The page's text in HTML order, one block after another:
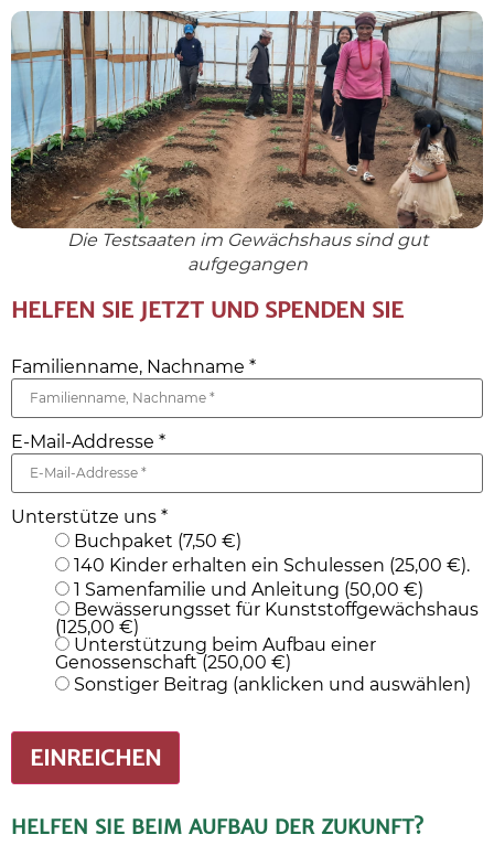
Die Testsaaten im Gewächshaus sind gut
aufgegangen
HELFEN SIE JETZT UND SPENDEN SIE
Familienname, Nachname *
E-Mail-Addresse *
Unterstütze uns *
Buchpaket (7,50 €)
140 Kinder erhalten ein Schulessen (25,00 €).
1 Samenfamilie und Anleitung (50,00 €)
Bewässerungsset für Kunststoffgewächshaus
(125,00 €)
Unterstützung beim Aufbau einer
Genossenschaft (250,00 €)
Sonstiger Beitrag (anklicken und auswählen)
EINREICHEN
HELFEN SIE BEIM AUFBAU DER ZUKUNFT?